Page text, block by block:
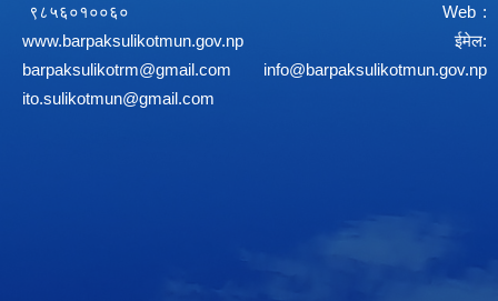
९८५६०१००६० Web :
www.barpaksulikotmun.gov.np
ईमेल:
barpaksulikotrm@gmail.com
info@barpaksulikotmun.gov.np
ito.sulikotmun@gmail.com